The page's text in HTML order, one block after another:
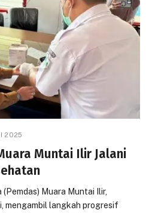
2025
Muntai Ilir Jalani
Muara Muntai Ilir,
mengambil langkah progresif